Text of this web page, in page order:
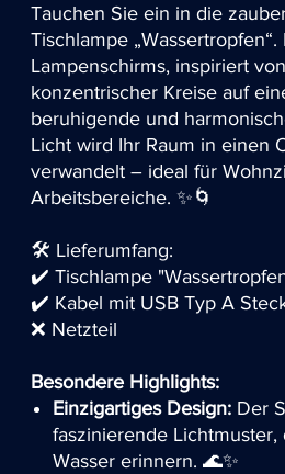
Tauchen Sie ein in die
Tischlampe
Lampenschirms, inspiriert
konzentrischer Kreise auf
beruhigende und
Licht wird Ihr Raum in einen
verwandelt – ideal für
Arbeitsbereiche. ✨🌀
🛠️ Lieferumfang:
✔️ Tischlampe
✔️ Kabel mit USB Typ A
❌ Netzteil
Besondere Highlights:
Einzigartiges Design: Der
faszinierende
Wasser erinnern. 🌊✨